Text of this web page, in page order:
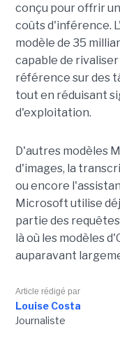
conçu pour offrir
coûts d'inférence.
modèle de 35
capable de
référence sur des
tout en réduisant
d'exploitation.
D'autres modèles
d'images, la
ou encore
Microsoft utilise
partie des
là où les modèles
auparavant
Article rédigé par
Louise Costa
Journaliste